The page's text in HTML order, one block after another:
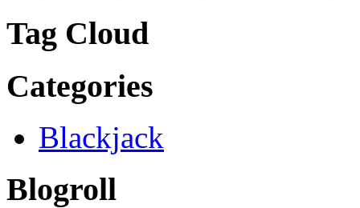
Tag Cloud
Categories
Blackjack
Blogroll